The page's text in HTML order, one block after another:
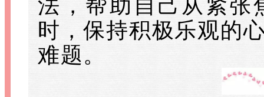
法，帮助自己从紧张
时，保持积极乐观的
难题。